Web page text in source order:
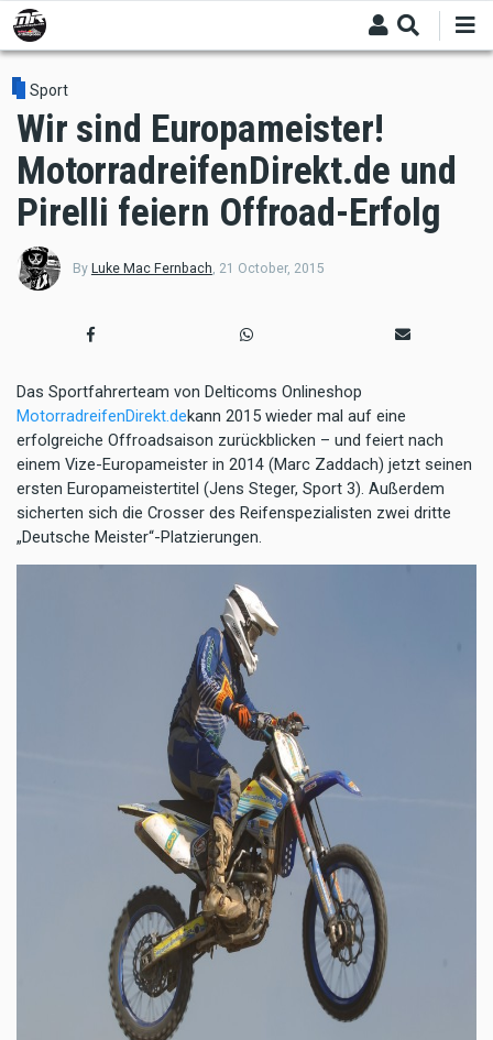
Skip
to
main
content
Sport
Wir sind Europameister!
MotorradreifenDirekt.de und
Pirelli feiern Offroad-Erfolg
By Luke Mac Fernbach 21 October, 2015
Das Sportfahrerteam von Delticoms Onlineshop
MotorradreifenDirekt.dekann 2015 wieder mal auf eine
erfolgreiche Offroadsaison zurückblicken – und feiert nach
einem Vize-Europameister in 2014 (Marc Zaddach) jetzt seinen
ersten Europameistertitel (Jens Steger, Sport 3). Außerdem
sicherten sich die Crosser des Reifenspezialisten zwei dritte
„Deutsche Meister“-Platzierungen.